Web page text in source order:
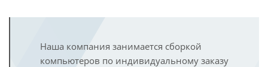
Наша компания занимается сборкой
компьютеров по индивидуальному заказу